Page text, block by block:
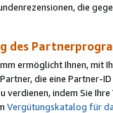
die
des
ermöglicht Ihnen, mit
die eine Partner-
verdienen, indem Sie
Vergütungskatalog für